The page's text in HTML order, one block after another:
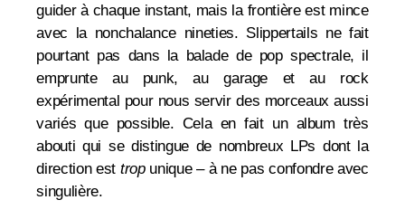
guider à chaque instant, mais la frontière est mince
avec la nonchalance nineties. Slippertails ne fait
pourtant pas dans la balade de pop spectrale, il
emprunte au punk, au garage et au rock
expérimental pour nous servir des morceaux aussi
variés que possible. Cela en fait un album très
abouti qui se distingue de nombreux LPs dont la
direction est tropunique – à ne pas confondre avec
singulière.